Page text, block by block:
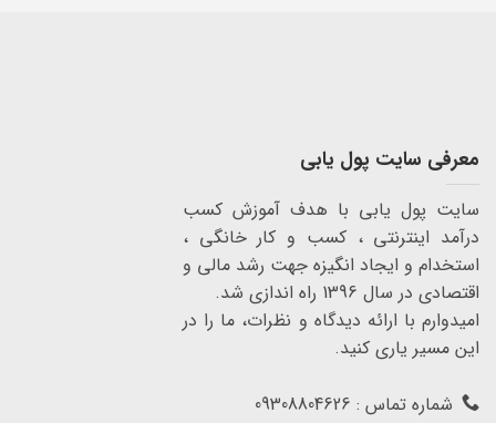
معرفی سایت پول یابی
سایت پول یابی با هدف آموزش کسب
درآمد اینترنتی ، کسب و کار خانگی ،
استخدام و ایجاد انگیزه جهت رشد مالی و
اقتصادی در سال 1396 راه اندازی شد.
امیدوارم با ارائه دیدگاه و نظرات، ما را در
این مسیر یاری کنید.
شماره تماس : 09308804626